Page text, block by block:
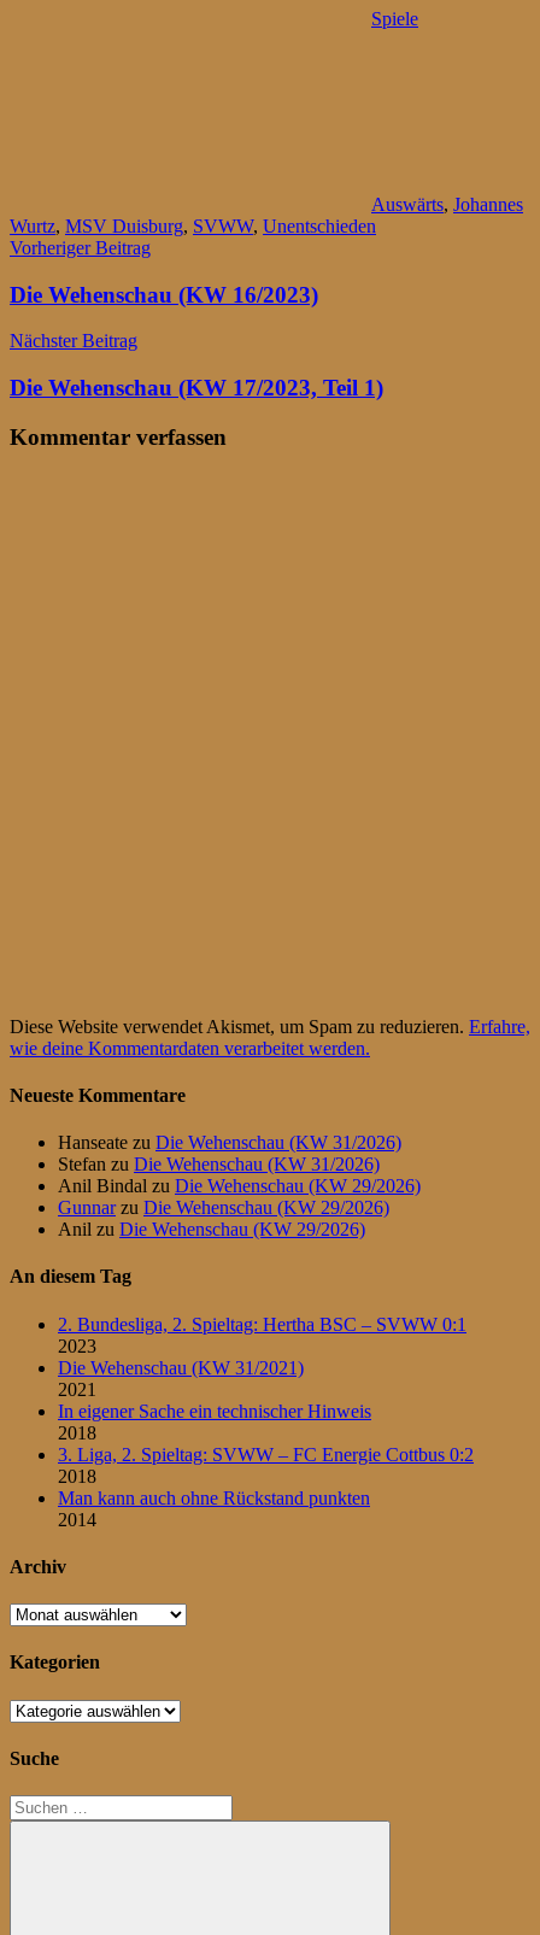
Spiele
Auswärts, Johannes
Wurtz, MSV Duisburg, SVWW, Unentschieden
Beitragsnavigation
Vorheriger Beitrag
Die Wehenschau (KW 16/2023)
Nächster Beitrag
Die Wehenschau (KW 17/2023, Teil 1)
Kommentar verfassen
Diese Website verwendet Akismet, um Spam zu reduzieren. Erfahre,
wie deine Kommentardaten verarbeitet werden.
Neueste Kommentare
Hanseate zu Die Wehenschau (KW 31/2026)
Stefan zu Die Wehenschau (KW 31/2026)
Anil Bindal zu Die Wehenschau (KW 29/2026)
Gunnarzu Die Wehenschau (KW 29/2026)
Anil zu Die Wehenschau (KW 29/2026)
An diesem Tag
2. Bundesliga, 2. Spieltag: Hertha BSC – SVWW 0:1
2023
Die Wehenschau (KW 31/2021)
2021
In eigener Sache ein technischer Hinweis
2018
3. Liga, 2. Spieltag: SVWW – FC Energie Cottbus 0:2
2018
Man kann auch ohne Rückstand punkten
2014
Archiv
Archiv
Kategorien
Kategorien
Suche
Suchen
nach: